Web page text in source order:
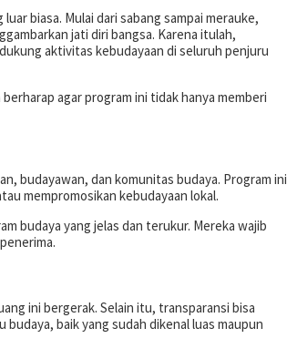
luar biasa. Mulai dari sabang sampai merauke,
jati diri bangsa. Karena itulah,
aktivitas kebudayaan di seluruh penjuru
agar program ini tidak hanya memberi
budayawan, dan komunitas budaya. Program ini
mempromosikan kebudayaan lokal.
budaya yang jelas dan terukur. Mereka wajib
ini bergerak. Selain itu, transparansi bisa
baik yang sudah dikenal luas maupun